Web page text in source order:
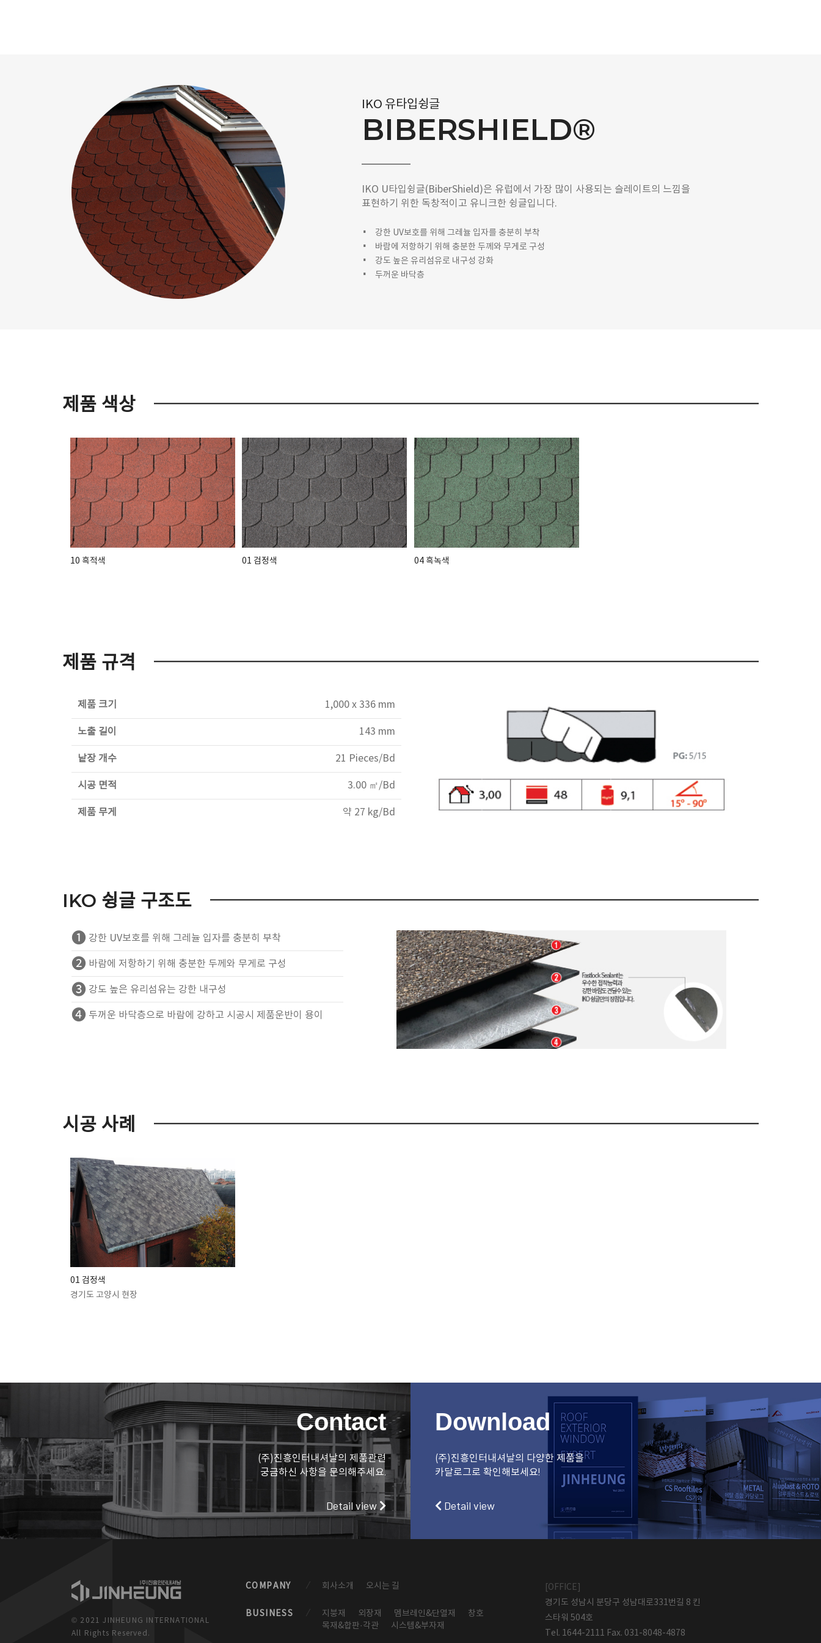
IKO 유타입슁글
BIBERSHIELD®
IKO U타입슁글(BiberShield)은 유럽에서 가장 많이 사용되는 슬레이트의 느낌을
표현하기 위한 독창적이고 유니크한 슁글입니다.
강한 UV보호를 위해 그레뉼 입자를 충분히 부착
바람에 저항하기 위해 충분한 두께와 무게로 구성
강도 높은 유리섬유로 내구성 강화
두꺼운 바닥층
제품 색상
10 흑적색 01 검정색 04 흑녹색
제품 규격
제품 크기 1,000 x 336 mm
노출 길이 143 mm
낱장 개수 21 Pieces/Bd
시공 면적 3.00 ㎡/Bd
제품 무게 약 27 kg/Bd
IKO 슁글 구조도
❶ 강한 UV보호를 위해 그레뉼 입자를 충분히 부착
❷ 바람에 저항하기 위해 충분한 두께와 무게로 구성
❸ 강도 높은 유리섬유는 강한 내구성
❹ 두꺼운 바닥층으로 바람에 강하고 시공시 제품운반이 용이
시공 사례
01 검정색
경기도 고양시 현장
Contact
(주)진흥인터내셔날의 제품관련
궁금하신 사항을 문의해주세요.
Detail view
Download
(주)진흥인터내셔날의 다양한 제품을
카달로그로 확인해보세요!
Detail view
© 2021 JINHEUNG INTERNATIONAL
All Rights Reserved.
COMPANY 회사소개 오시는 길
BUSINESS 지붕재 외장재 멤브레인&단열재
창호
목재&합판·각관
시스템&부자재
[OFFICE]
경기도 성남시 분당구 성남대로331번길 8 킨
스타워 504호
Tel. 1644-2111 Fax. 031-8048-4878